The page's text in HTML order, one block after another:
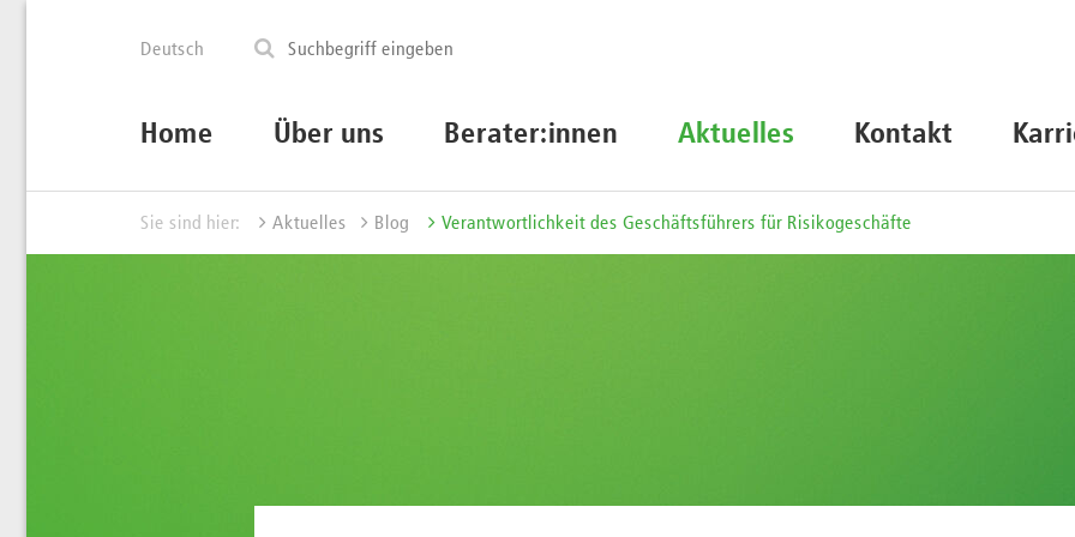
Deutsch
Home Über uns Berater:innen Aktuelles Kontakt
Sie sind hier: Aktuelles Blog Verantwortlichkeit des Geschäftsführers für Risikogeschäfte